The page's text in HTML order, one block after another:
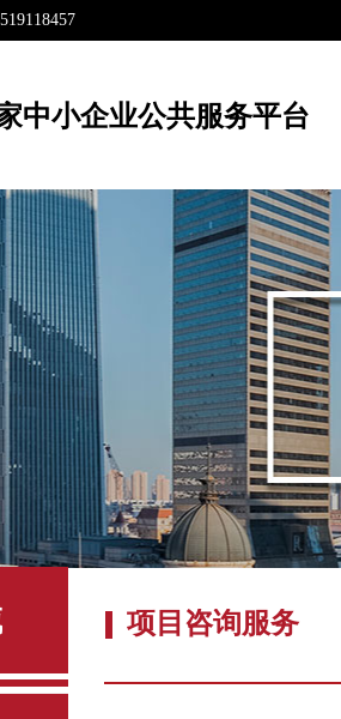
中小企业公共服务平台
项目咨询服务